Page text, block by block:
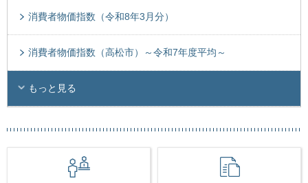
消費者物価指数（令和8年3月分）
消費者物価指数（高松市）～令和7年度平均～
もっと見る